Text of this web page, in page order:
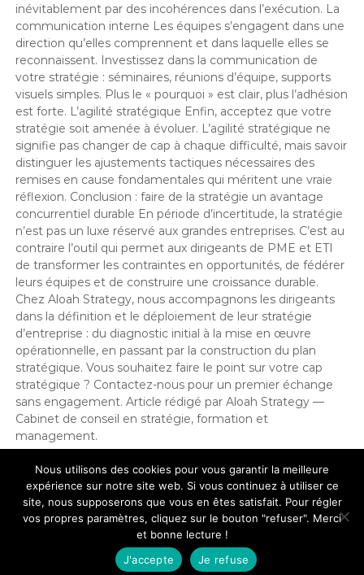
inévitablement par des incohérences dans l’exécution. La
communication interne Les équipes s’engagent dans une
direction qu’elles comprennent et dans laquelle elles se
reconnaissent. Investissez dans la communication de
votre stratégie : séminaires, réunions d’équipe, supports
visuels simples. Plus le « pourquoi » est clair, plus l’adhésion
est forte. L’agilité stratégique Enfin, acceptez que votre
stratégie soit amenée à évoluer. L’agilité stratégique ne
signifie pas changer de cap à chaque difficulté, mais savoir
distinguer les ajustements tactiques nécessaires des
remises en cause fondamentales qui méritent une vraie
réflexion. Conclusion : faire de la stratégie un avantage
concurrentiel durable En période d’incertitude, la stratégie
n’est pas un luxe réservé aux grandes entreprises. C’est au
contraire l’outil qui permet aux dirigeants de PME et ETI
de transformer les contraintes en opportunités, de fédérer
leurs équipes et de construire une croissance durable.
Chez Aloah Strategy, nous accompagnons les dirigeants
dans la définition et le déploiement de leur stratégie
d’entreprise : du diagnostic initial à la mise en œuvre
opérationnelle, en passant par la construction du plan
stratégique. Vous souhaitez faire le point sur votre cap
stratégique ? Contactez-nous pour un premier échange
sans engagement. Article rédigé par Aloah Strategy —
Cabinet de conseil en stratégie, formation et
management.
La CSRD : un levier stratégique
Nous utilisons des cookies pour vous garantir la meilleure
expérience sur notre site web. Si vous continuez à utiliser ce
site, nous supposerons que vous en êtes satisfait. Pour régler
vos propres paramètres, cliquez sur le bouton "refuser". Merci
et bonne lecture !
J'accepte
Je refuse